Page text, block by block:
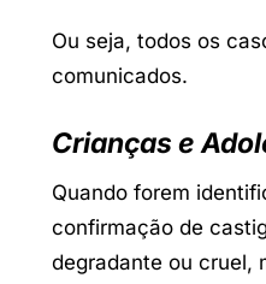
Ou seja, todos os
comunicados.
Crianças e
Quando forem
confirmação de
degradante ou cruel,